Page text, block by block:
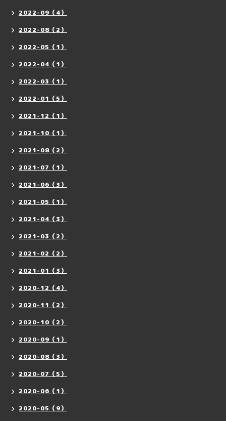
2022-09（4）
2022-08（2）
2022-05（1）
2022-04（1）
2022-03（1）
2022-01（5）
2021-12（1）
2021-10（1）
2021-08（2）
2021-07（1）
2021-06（3）
2021-05（1）
2021-04（3）
2021-03（2）
2021-02（2）
2021-01（3）
2020-12（4）
2020-11（2）
2020-10（2）
2020-09（1）
2020-08（3）
2020-07（5）
2020-06（1）
2020-05（9）